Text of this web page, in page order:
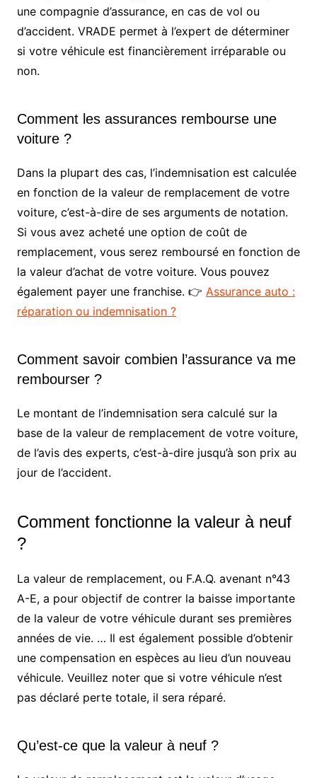
une compagnie d’assurance, en cas de vol ou
d’accident. VRADE permet à l’expert de déterminer
si votre véhicule est financièrement irréparable ou
non.
Comment les assurances rembourse une
voiture ?
Dans la plupart des cas, l’indemnisation est calculée
en fonction de la valeur de remplacement de votre
voiture, c’est-à-dire de ses arguments de notation.
Si vous avez acheté une option de coût de
remplacement, vous serez remboursé en fonction de
la valeur d’achat de votre voiture. Vous pouvez
également payer une franchise. 👉 Assurance auto :
réparation ou indemnisation ?
Comment savoir combien l’assurance va me
rembourser ?
Le montant de l’indemnisation sera calculé sur la
base de la valeur de remplacement de votre voiture,
de l’avis des experts, c’est-à-dire jusqu’à son prix au
jour de l’accident.
Comment fonctionne la valeur à neuf
?
La valeur de remplacement, ou F.A.Q. avenant n°43
A-E, a pour objectif de contrer la baisse importante
de la valeur de votre véhicule durant ses premières
années de vie. … Il est également possible d’obtenir
une compensation en espèces au lieu d’un nouveau
véhicule. Veuillez noter que si votre véhicule n’est
pas déclaré perte totale, il sera réparé.
Qu’est-ce que la valeur à neuf ?